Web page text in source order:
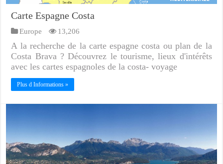
Carte Espagne Costa
Europe 13,206
A la recherche de la carte espagne costa ou plan de la
Costa Brava ? Découvrez le tourisme, lieux d'intérêts
avec les cartes espagnoles de la costa- voyage
Plus d Informations »